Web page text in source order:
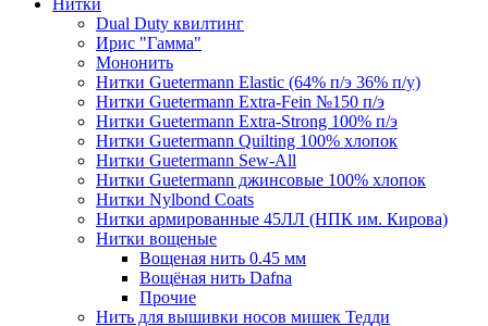
Dual Duty квилтинг
Ирис "Гамма"
Мононить
Нитки Guetermann Elastic (64% п/э 36% п/у)
Нитки Guetermann Extra-Fein №150 п/э
Нитки Guetermann Extra-Strong 100% п/э
Нитки Guetermann Quilting 100% хлопок
Нитки Guetermann Sew-All
Нитки Guetermann джинсовые 100% хлопок
Нитки Nylbond Coats
Нитки армированные 45ЛЛ (НПК им. Кирова)
Нитки вощеные
Вощеная нить 0.45 мм
Вощёная нить Dafna
Прочие
Нить для вышивки носов мишек Тедди